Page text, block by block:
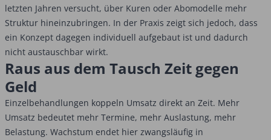
letzten Jahren versucht, über Kuren oder Abomodelle mehr
Struktur hineinzubringen. In der Praxis zeigt sich jedoch, dass
ein Konzept dagegen individuell aufgebaut ist und dadurch
nicht austauschbar wirkt.
Raus aus dem Tausch Zeit gegen
Geld
Einzelbehandlungen koppeln Umsatz direkt an Zeit. Mehr
Umsatz bedeutet mehr Termine, mehr Auslastung, mehr
Belastung. Wachstum endet hier zwangsläufig in